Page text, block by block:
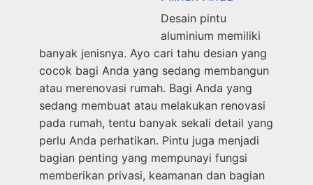
Desain pintu
aluminium memiliki
banyak jenisnya. Ayo cari tahu desian yang
cocok bagi Anda yang sedang membangun
atau merenovasi rumah. Bagi Anda yang
sedang membuat atau melakukan renovasi
pada rumah, tentu banyak sekali detail yang
perlu Anda perhatikan. Pintu juga menjadi
bagian penting yang mempunayi fungsi
memberikan privasi, keamanan dan bagian